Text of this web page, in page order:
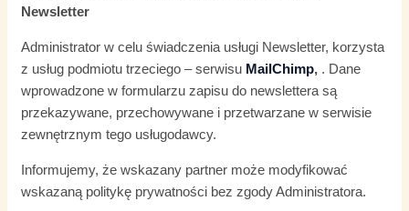
Newsletter
Administrator w celu świadczenia usługi Newsletter, korzysta
z usług podmiotu trzeciego – serwisu MailChimp, . Dane
wprowadzone w formularzu zapisu do newslettera są
przekazywane, przechowywane i przetwarzane w serwisie
zewnętrznym tego usługodawcy.
Informujemy, że wskazany partner może modyfikować
wskazaną politykę prywatności bez zgody Administratora.